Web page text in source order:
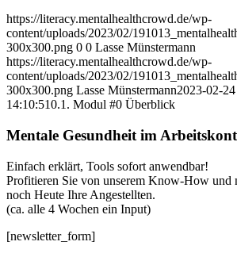
https://literacy.mentalhealthcrowd.de/wp-
content/uploads/2023/02/
300x300.png 0 0 Lasse Münstermann
https://literacy.mentalhealthcrowd.de/wp-
content/uploads/2023/02/
300x300.png Lasse Münstermann2023-02-
14:10:510.1. Modul #0 Überblick
Mentale Gesundheit im
Einfach erklärt, Tools sofort anwendbar!
Profitieren Sie von unserem Know-How und
noch Heute Ihre Angestellten.
(ca. alle 4 Wochen ein Input)
[newsletter_form]